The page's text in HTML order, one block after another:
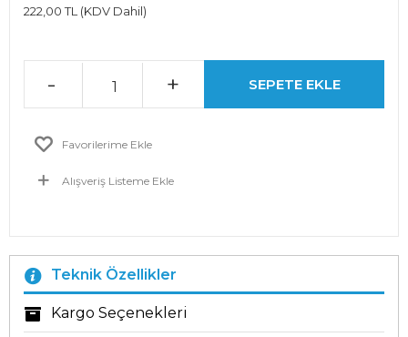
222,00 TL (KDV Dahil)
- + SEPETE EKLE
Favorilerime Ekle
Alışveriş Listeme Ekle
Teknik Özellikler
Kargo Seçenekleri